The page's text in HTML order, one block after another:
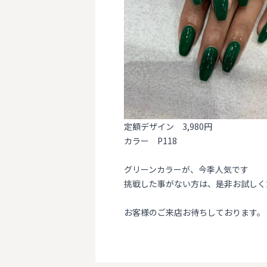
定額デザイン 3,980円
カラー P118
グリーンカラーが、今季人気です
挑戦した事がない方は、是非お試し
お客様のご来店お待ちしております。